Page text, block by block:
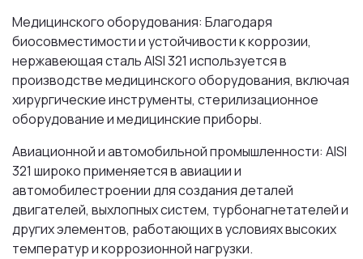
Медицинского оборудования: Благодаря
биосовместимости и устойчивости к коррозии,
нержавеющая сталь AISI 321 используется в
производстве медицинского оборудования, включая
хирургические инструменты, стерилизационное
оборудование и медицинские приборы.
Авиационной и автомобильной промышленности: AISI
321 широко применяется в авиации и
автомобилестроении для создания деталей
двигателей, выхлопных систем, турбонагнетателей и
других элементов, работающих в условиях высоких
температур и коррозионной нагрузки.